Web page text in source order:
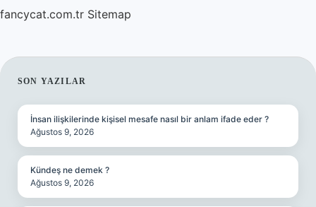
fancycat.com.tr Sitemap
SIDEBAR
SON YAZILAR
İnsan ilişkilerinde kişisel mesafe nasıl bir anlam ifade eder ?
Ağustos 9, 2026
Kündeş ne demek ?
Ağustos 9, 2026